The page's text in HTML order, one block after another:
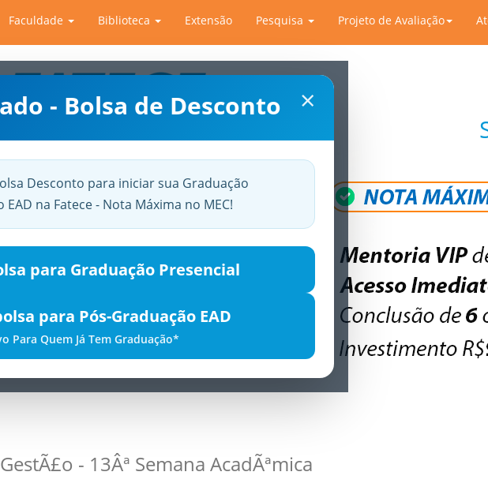
Faculdade Biblioteca Extensão Pesquisa Projeto de Avaliação
×
- Bolsa de Desconto
Desconto para iniciar sua Graduação
na Fatece - Nota Máxima no MEC!
para Graduação Presencial
para Pós-Graduação EAD
Para Quem Já Tem Graduação*
- 13Âª Semana AcadÃªmica